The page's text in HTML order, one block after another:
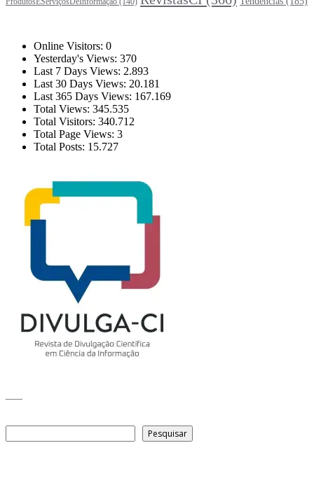
Online Visitors: 0
Yesterday's Views: 370
Last 7 Days Views: 2.893
Last 30 Days Views: 20.181
Last 365 Days Views: 167.169
Total Views: 345.535
Total Visitors: 340.712
Total Page Views: 3
Total Posts: 15.727
Pesquisar